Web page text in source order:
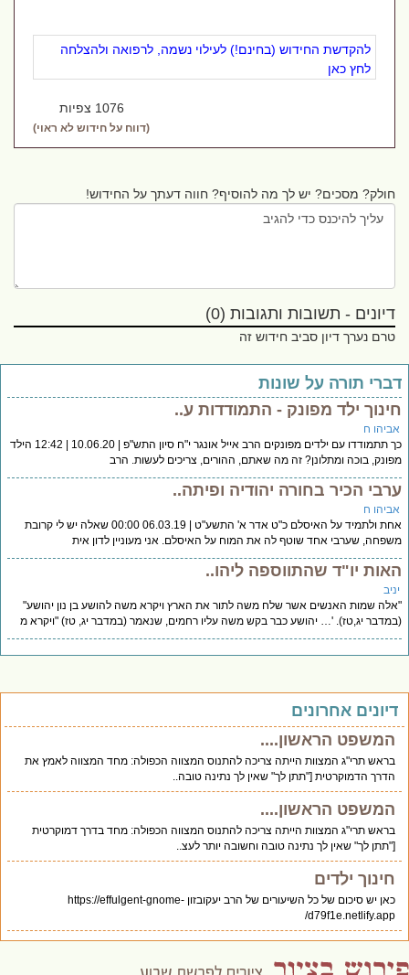
להקדשת החידוש (בחינם!) לעילוי נשמה, לרפואה ולהצלחה
לחץ כאן
1076 צפיות
(דווח על חידוש לא ראוי)
חולק? מסכים? יש לך מה להוסיף? חווה דעתך על החידוש!
דיונים - תשובות ותגובות (0)
טרם נערך דיון סביב חידוש זה
תורה על שונות
ילד מפונק - התמודדות ע..
ח
כך תתמודדו עם ילדים מפונקים הרב אייל אונגר י"ח סיון התש"פ | 10.06.20 | 12:42 הילד
בוכה ומתלונן? זה מה שאתם, ההורים, צריכים לעשות. הרב
הכיר בחורה יהודיה ופיתה..
ח
אחת ולתמיד על האיסלם כ"ט אדר א' התשע"ט | 06.03.19 00:00 שאלה יש לי קרובת
שערבי אחד שוטף לה את המוח על האיסלם. אני מעוניין לדון אית
יו"ד שהתווספה ליהו..
שמות האנשים אשר שלח משה לתור את הארץ ויקרא משה להושע בן נון יהושע"
יג,טז). '… יהושע כבר בקש משה עליו רחמים, שנאמר (במדבר יג, טז) "ויקרא מ
אחרונים
המשפט הראשון....
בראש תרי"ג המצוות הייתה צריכה להתנוס המצווה הכפולה: מחד המצווה לאמץ את
הדרך הדמוקרטית ["תתן לך" שאין לך נתינה טובה..
המשפט הראשון....
בראש תרי"ג המצוות הייתה צריכה להתנוס המצווה הכפולה: מחד בדרך דמוקרטית
["תתן לך" שאין לך נתינה טובה וחשובה יותר לעצ..
חינוך ילדים
כאן יש סיכום של כל השיעורים של הרב יעקובזון https://effulgent-gnome-
d79f1e.netlify.app/